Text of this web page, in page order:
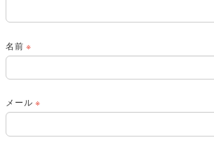
名前※
メール※